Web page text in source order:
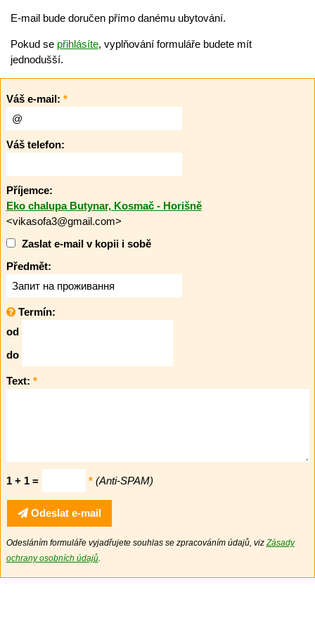
E-mail bude doručen přímo danému ubytování.
Pokud se přihlásíte, vyplňování formuláře budete mít
jednodušší.
Váš e-mail: *
Váš telefon:
Příjemce:
Eko chalupa Butynar, Kosmač - Horišně
<vikasofa3@gmail.com>
Zaslat e-mail v kopii i sobě
Předmět:
Termín:
od
do
Text: *
1 + 1 = * (Anti-SPAM)
Odeslat e-mail
Odesláním formuláře vyjadřujete souhlas se zpracováním údajů, viz Zásady
ochrany osobních údajů.